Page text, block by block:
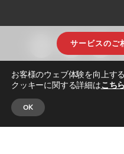
サービスのご
お客様のウェブ体験を向上す
クッキーに関する詳細はこちら
OK